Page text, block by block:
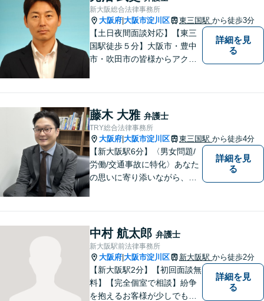
談にいらしてください。【休
日夜間相談可】
新大阪総合法律事務所
大阪府 大阪市淀川区 東三国駅 から徒歩3分
【土日夜間面談対応】【東三
国駅徒歩５分】大阪市・豊中
市・吹田市の皆様からアクセ
詳細を見
る
藤木 大雅 弁護士
TRY総合法律事務所
大阪府 大阪市淀川区 東三国駅 から徒歩4分
【新大阪駅6分】〈男女問題/
労働/交通事故に特化〉あなた
の思いに寄り添いながら、明
据えた解決を目指します。
【メール・電話面談可】【東
三国駅4分】
詳細を見
る
中村 航太郎 弁護士
新大阪駅前法律事務所
大阪府 大阪市淀川区 新大阪駅 から徒歩2分
【新大阪駅2分】【初回面談無
料】【完全個室で相談】紛争
を抱えるお客様が少しでも早
詳細を見
る